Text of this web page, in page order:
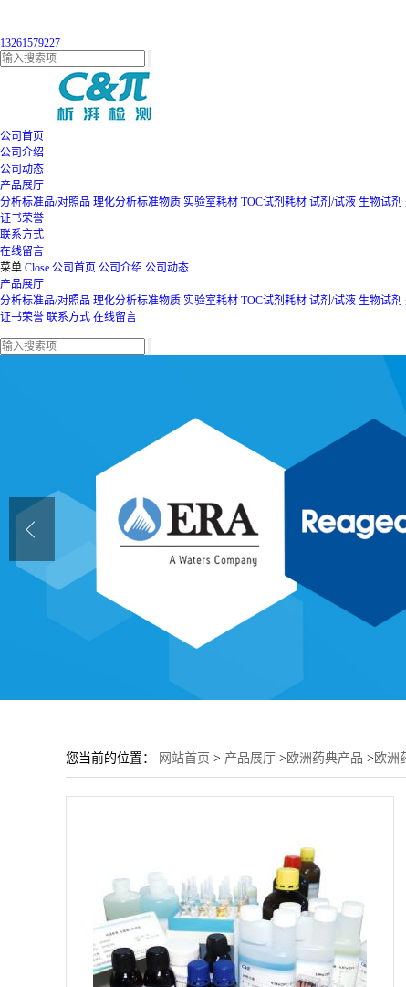
13261579227
公司首页
公司介绍
公司动态
产品展厅
分析标准品/对照品 理化分析标准物质 实验室耗材 TOC试剂耗材 试剂/试液 生物试剂
证书荣誉
联系方式
在线留言
菜单 Close 公司首页 公司介绍 公司动态
产品展厅
分析标准品/对照品 理化分析标准物质 实验室耗材 TOC试剂耗材 试剂/试液 生物试剂
证书荣誉 联系方式 在线留言
您当前的位置： 网站首页 > 产品展厅 >欧洲药典产品 >欧洲